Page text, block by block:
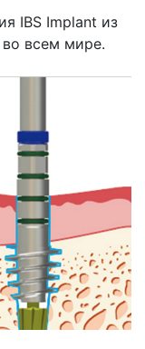
IBS Implant из
всем мире.